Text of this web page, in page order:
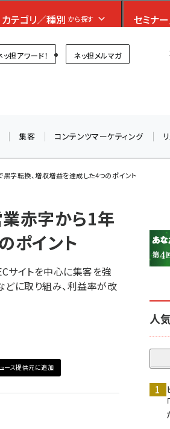
ッ担アワード！ ネッ担メルマガ
カテゴリ／種別 から探す セミナ
集客 コンテンツマーケティング
字転換、増収増益を達成した4つのポイント
赤字から1年
ポイント
サイトを中心に集客を強
に取り組み、利益率が改
ース提供元に追加
人
＠東京）【交流会も実施】
催。登壇者・聴講者と交流できる